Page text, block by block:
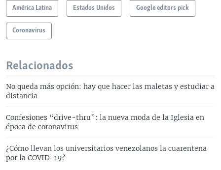
América Latina Estados Unidos Google editors pick
Coronavirus
Relacionados
No queda más opción: hay que hacer las maletas y estudiar a
distancia
Confesiones “drive-thru”: la nueva moda de la Iglesia en
época de coronavirus
¿Cómo llevan los universitarios venezolanos la cuarentena
por la COVID-19?